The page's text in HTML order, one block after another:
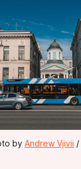
by Andrew Vjivii /